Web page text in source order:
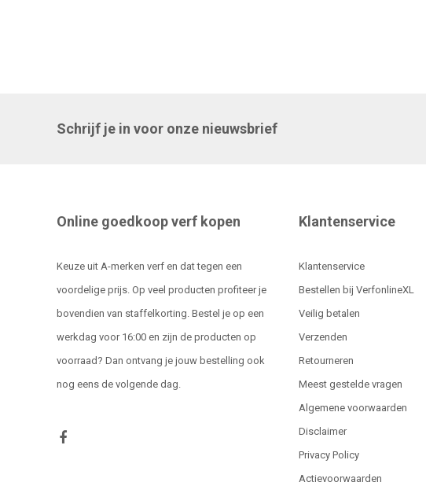
Schrijf je in voor onze nieuwsbrief
Online goedkoop verf kopen
Keuze uit A-merken verf en dat tegen een
voordelige prijs. Op veel producten profiteer je
bovendien van staffelkorting. Bestel je op een
werkdag voor 16:00 en zijn de producten op
voorraad? Dan ontvang je jouw bestelling ook
nog eens de volgende dag.
Klantenservice
Klantenservice
Bestellen bij VerfonlineXL
Veilig betalen
Verzenden
Retourneren
Meest gestelde vragen
Algemene voorwaarden
Disclaimer
Privacy Policy
Actievoorwaarden